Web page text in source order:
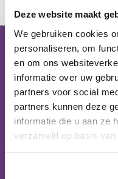
Deze website maakt
We gebruiken cookies
personaliseren, om
en om ons
informatie over uw
partners voor social
partners kunnen deze
informatie die u aan ze
verzameld op basis
Publicaties
Over ons
Bezoekadres (op
Domus Medica
Mercatorlaan 1200 (6e
3528 BL Utrecht
Postbus 8152